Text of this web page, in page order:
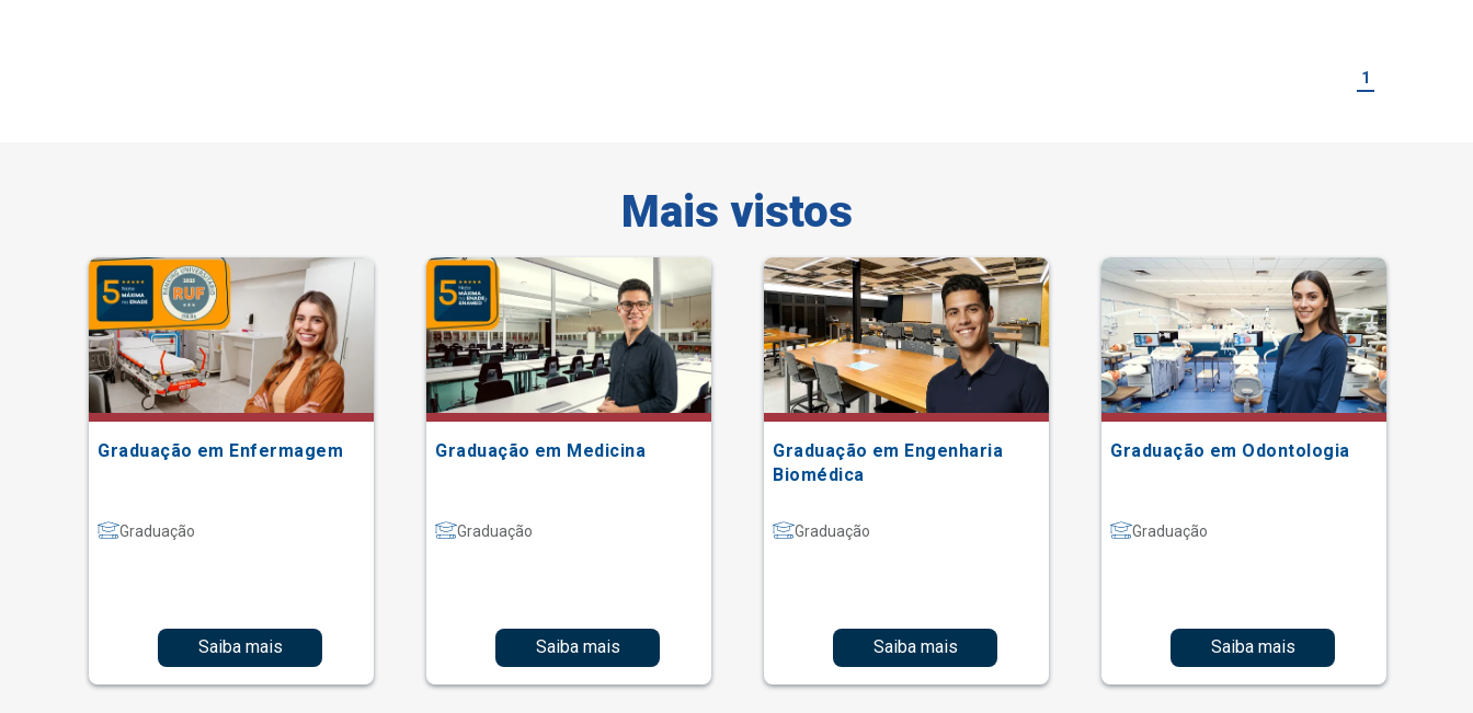
1
Mais vistos
Graduação em Enfermagem
Graduação
Saiba mais
Graduação em Medicina
Graduação
Saiba mais
Graduação em Engenharia
Biomédica
Graduação
Saiba mais
Graduação em Odontologia
Graduação
Saiba mais